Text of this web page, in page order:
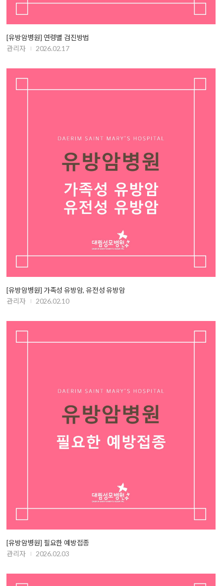
[유방암병원] 연령별 검진방법
관리자
2026.02.17
[유방암병원] 가족성 유방암, 유전성 유방암
관리자
2026.02.10
[유방암병원] 필요한 예방접종
관리자
2026.02.03